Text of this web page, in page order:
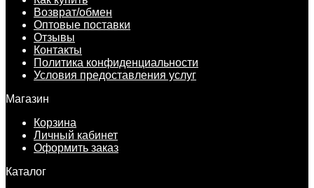
Возврат/обмен
Оптовые поставки
Отзывы
Контакты
Политика конфиденциальности
Условия предоставления услуг
Магазин
Корзина
Личный кабинет
Оформить заказ
Каталог